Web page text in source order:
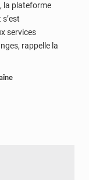
la plateforme
services
rappelle la